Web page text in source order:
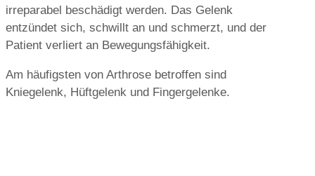
irreparabel beschädigt werden. Das Gelenk
entzündet sich, schwillt an und schmerzt, und der
Patient verliert an Bewegungsfähigkeit.
Am häufigsten von Arthrose betroffen sind
Kniegelenk, Hüftgelenk und Fingergelenke.